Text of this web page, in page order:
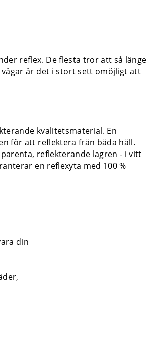
reflex. De flesta tror att så länge
vägar är det i stort sett omöjligt att
kvalitetsmaterial. En
för att reflektera från båda håll.
reflekterande lagren - i vitt
en reflexyta med 100 %
din